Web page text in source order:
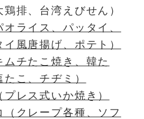
排、台湾えびせん）
ライス、パッタイ、
風唐揚げ、ポテト）
チたこ焼き、韓た
こ、チヂミ）
レス式いか焼き）
クレープ各種、ソフ